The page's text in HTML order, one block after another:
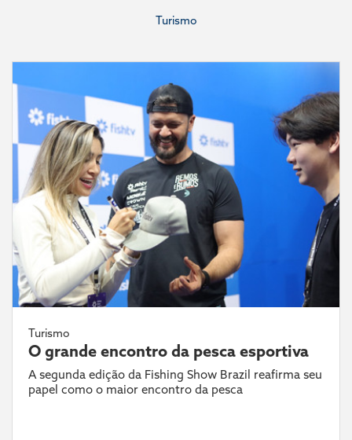
Turismo
Turismo
O grande encontro da pesca esportiva
A segunda edição da Fishing Show Brazil reafirma seu
papel como o maior encontro da pesca